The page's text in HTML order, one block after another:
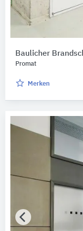
Baulicher
Promat
Merken